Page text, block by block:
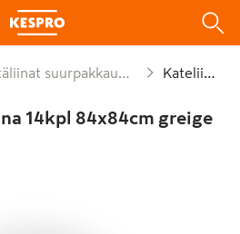
suurpakkaukset Kateliinat
14kpl 84x84cm greige